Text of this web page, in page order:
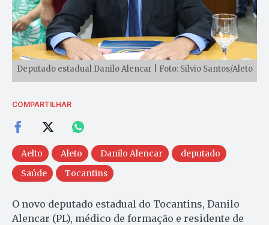
Deputado estadual Danilo Alencar | Foto: Silvio Santos/Aleto
COMPARTILHAR
Aelto Aleto Danilo Alencar
deputado
Saúde
Tocantins
O novo deputado estadual do Tocantins, Danilo
Alencar (PL), médico de formação e residente de